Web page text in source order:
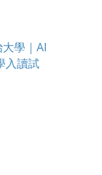
學｜AI
入讀試